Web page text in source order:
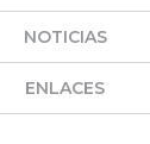
NOTICIAS
ENLACES